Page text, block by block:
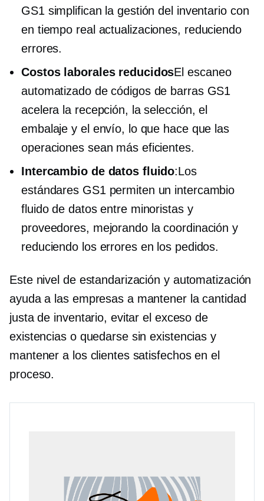
GS1 simplifican la gestión del inventario con
en tiempo real actualizaciones, reduciendo
errores.
Costos laborales reducidosEl escaneo
automatizado de códigos de barras GS1
acelera la recepción, la selección, el
embalaje y el envío, lo que hace que las
operaciones sean más eficientes.
Intercambio de datos fluido:Los
estándares GS1 permiten un intercambio
fluido de datos entre minoristas y
proveedores, mejorando la coordinación y
reduciendo los errores en los pedidos.
Este nivel de estandarización y automatización
ayuda a las empresas a mantener la cantidad
justa de inventario, evitar el exceso de
existencias o quedarse sin existencias y
mantener a los clientes satisfechos en el
proceso.